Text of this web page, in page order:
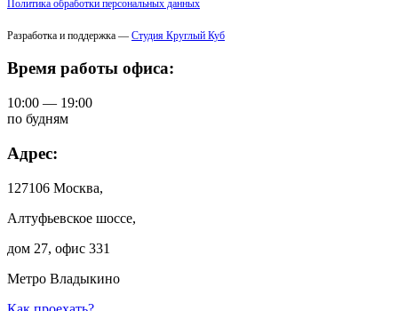
Политика обработки персональных данных
Разработка и поддержка — Студия Круглый Куб
Время работы офиса:
10:00 — 19:00
по будням
Адрес:
127106 Москва,
Алтуфьевское шоссе,
дом 27, офис 331
Метро Владыкино